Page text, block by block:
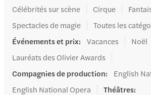
Célébrités sur scène
Cirque
Spectacles de magie
Toutes les
Événements et prix: Vacances Noël
Lauréats des Olivier Awards
Compagnies de production:
English
English National Opera
Théâtres: